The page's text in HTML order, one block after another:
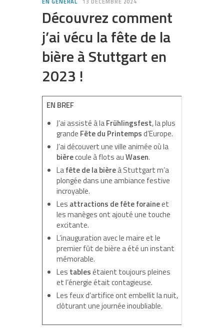
Découvrez comment
j’ai vécu la fête de la
bière à Stuttgart en
2023 !
EN BREF
J’ai assisté à laFrühlingsfest, la plus
grande Fête du Printempsd’Europe.
J’ai découvert une ville animée où la
bièrecoule à flots auWasen.
Lafête de la bièreà Stuttgart m’a
plongée dans une ambiance festive
incroyable.
Les attractions de fête foraineet
les manèges ont ajouté une touche
excitante.
L’inauguration avec le maire et le
premier fût de bière a été un instant
mémorable.
Les tablesétaient toujours pleines
et l’énergie était contagieuse.
Les feux d’artifice ont embellit la nuit,
clôturant une journée inoubliable.